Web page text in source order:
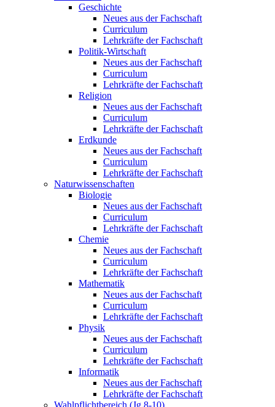
Geschichte
Neues aus der Fachschaft
Curriculum
Lehrkräfte der Fachschaft
Politik-Wirtschaft
Neues aus der Fachschaft
Curriculum
Lehrkräfte der Fachschaft
Religion
Neues aus der Fachschaft
Curriculum
Lehrkräfte der Fachschaft
Erdkunde
Neues aus der Fachschaft
Curriculum
Lehrkräfte der Fachschaft
Naturwissenschaften
Biologie
Neues aus der Fachschaft
Curriculum
Lehrkräfte der Fachschaft
Chemie
Neues aus der Fachschaft
Curriculum
Lehrkräfte der Fachschaft
Mathematik
Neues aus der Fachschaft
Curriculum
Lehrkräfte der Fachschaft
Physik
Neues aus der Fachschaft
Curriculum
Lehrkräfte der Fachschaft
Informatik
Neues aus der Fachschaft
Lehrkräfte der Fachschaft
Wahlpflichtbereich (Jg.8-10)